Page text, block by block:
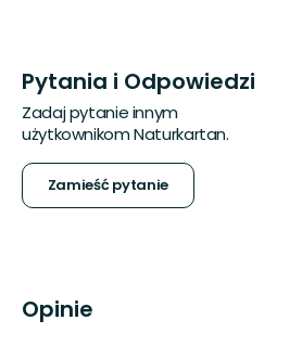
Pytania i Odpowiedzi
Zadaj pytanie innym
użytkownikom Naturkartan.
Zamieść pytanie
Opinie